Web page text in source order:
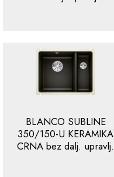
BLANCO SUBLINE
350/150-U KERAMIKA
CRNA bez dalj. upravlj.